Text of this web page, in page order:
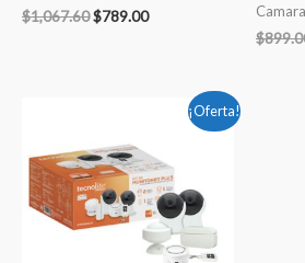
$1,067.60$789.00
$
¡Oferta!
original
era:
$2,080.00.
precio
es:
$1,949.00.